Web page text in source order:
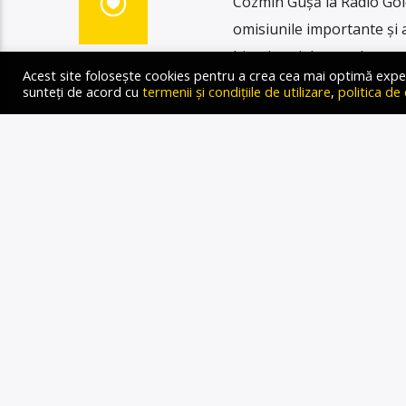
omisiunile importante și
bisericești demne de
cu legionarii, sunt
Acest site folosește cookies pentru a crea cea mai optimă
sunteți de acord cu termenii și condițiile de utilizare, politica de